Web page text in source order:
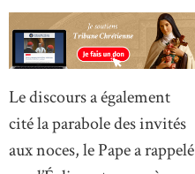
Le discours a également
cité la parabole des invités
aux noces, le Pape a rappelé